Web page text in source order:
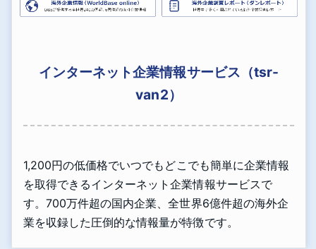
インターネット企業情報サービス（tsr-
van2）
1,200円の低価格でいつでもどこでも簡単に企業情報
を取得できるインターネット企業情報サービスで
す。700万件超の国内企業、全世界6億件超の海外企
業を収録した圧倒的な情報量が特徴です。